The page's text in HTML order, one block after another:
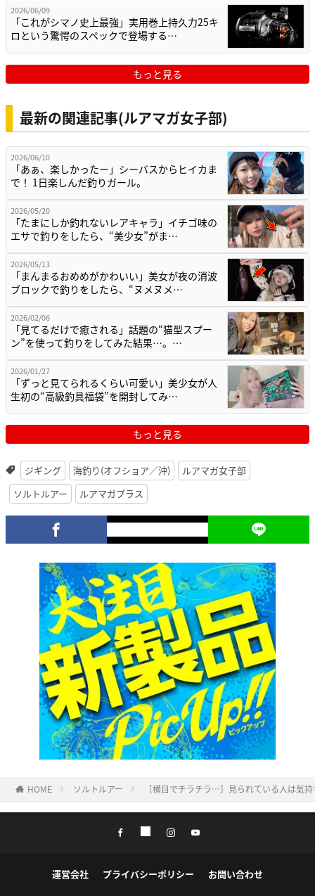
2026/06/09
「これがシマノ史上最強」実用巻上持久力25キ
ロという驚愕のスペックで登場する…
もっと見る
最新の関連記事(ルアマガ女子部)
2026/06/10
「あぁ、楽しかったー」シーバスからヒイカま
で！ 1日楽しんだ釣りガール。
2026/05/20
「たまにしか釣れないレアキャラ」イチゴ味の
エサで釣りをしたら、“美少女”がま…
2026/05/13
「まんまるおめめがかわいい」美女が夜の消波
ブロックで釣りをしたら、“ヌメヌメ…
2026/02/06
「見てるだけで癒される」話題の“猫型スプー
ン”を使って釣りをしてみた結果…。…
2026/01/27
「ずっと見てられるくらい可愛い」美少女が人
生初の“高級釣具福袋”を開封してみ…
もっと見る
ジギング 海釣り(オフショア／沖)
ルアマガ女子部
ソルトルアー
ルアマガプラス
HOME ソルトルアー ［横目でチラチラ…］見られている人は気
運営会社 プライバシーポリシー お問い合わせ